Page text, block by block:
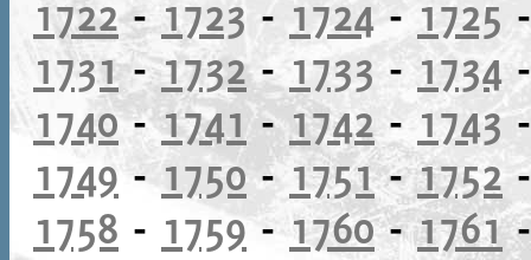
1722-1723 - 1724- 1725
1731-1732-1733- 1734
1740-1741-1742 -1743
1749-1750-1751-1752
1758 - 1759-1760-1761